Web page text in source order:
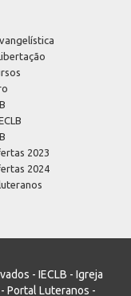
2023
2024
- IECLB - Igreja
Portal Luteranos -